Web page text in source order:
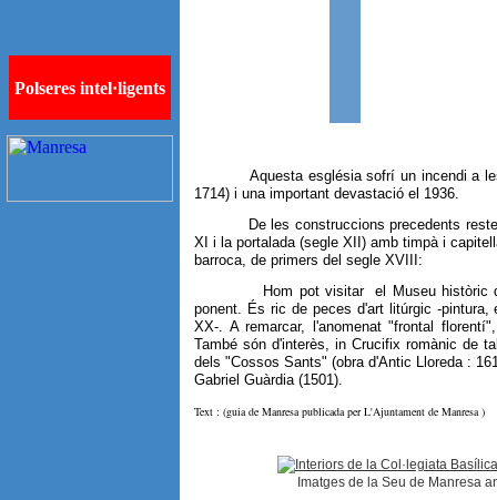
Aquesta església sofrí un incendi a les
1714) i una important devastació el 1936.
De les construccions precedents resten
XI i la portalada (segle XII) amb timpà i
barroca, de primers del segle XVIII:
Hom pot visitar el Museu històric de
ponent. És ric de peces d'art litúrgic -
XX-. A remarcar, l'anomenat "frontal
També són d'interès, in Crucifix romànic de
dels "Cossos Sants" (obra d'Antic Lloreda :
Gabriel Guàrdia (1501).
Text : (guia de Manresa publicada per L'Ajuntament de Manresa )
Imatges de la Seu de Manresa